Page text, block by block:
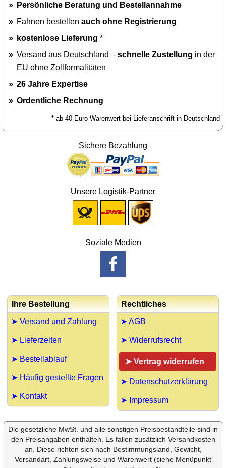
Persönliche Beratung und Bestellannahme
Fahnen bestellen auch ohne Registrierung
kostenlose Lieferung *
Versand aus Deutschland – schnelle Zustellung in der
EU ohne Zollformalitäten
26 Jahre Expertise
Ordentliche Rechnung
* ab 40 Euro Warenwert bei Lieferanschrift in Deutschland
Sichere Bezahlung
Unsere Logistik-Partner
Soziale Medien
Ihre Bestellung
➤ Versand und Zahlung
➤ Lieferzeiten
➤ Bestellablauf
➤ Häufig gestellte Fragen
➤ Kontakt
Rechtliches
➤ AGB
➤ Widerrufsrecht
➤ Vertrag widerrufen
➤ Datenschutzerklärung
➤ Impressum
Die gesetzliche MwSt. und alle sonstigen Preisbestandteile sind in
den Preisangaben enthalten. Es fallen zusätzlich Versandkosten
an. Diese richten sich nach Bestimmungsland, Gewicht,
Versandart, Zahlungsweise und Warenwert (siehe Menüpunkt